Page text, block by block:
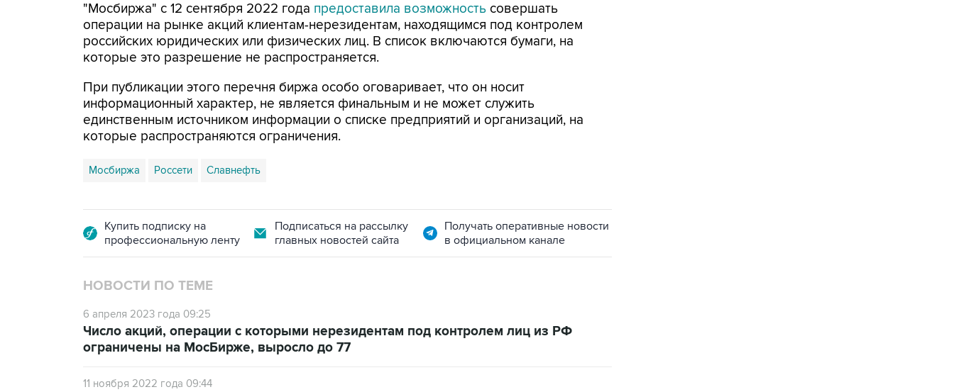
"Мосбиржа" с 12 сентября 2022 года предоставила возможность совершать
операции на рынке акций клиентам-нерезидентам, находящимся под контролем
российских юридических или физических лиц. В список включаются бумаги, на
которые это разрешение не распространяется.
При публикации этого перечня биржа особо оговаривает, что он носит
информационный характер, не является финальным и не может служить
единственным источником информации о списке предприятий и организаций, на
которые распространяются ограничения.
Мосбиржа Россети Славнефть
Купить подписку на
профессиональную ленту
Подписаться на рассылку
главных новостей сайта
Получать оперативные новости
в официальном канале
НОВОСТИ ПО ТЕМЕ
6 апреля 2023 года 09:25
Число акций, операции с которыми нерезидентам под контролем лиц из РФ
ограничены на МосБирже, выросло до 77
11 ноября 2022 года 09:44